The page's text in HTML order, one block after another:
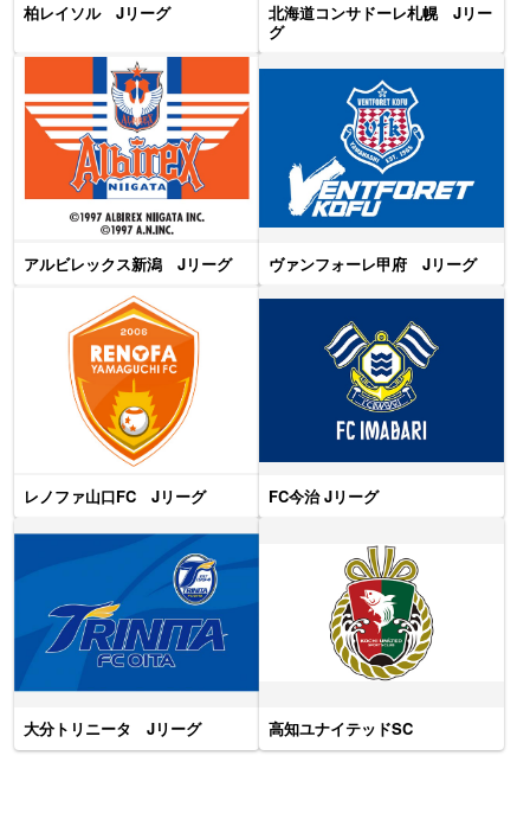
柏レイソル Jリーグ
北海道コンサドーレ札幌 Jリー
グ
アルビレックス新潟 Jリーグ ヴァンフォーレ甲府 Jリーグ
レノファ山口FC Jリーグ FC今治 Jリーグ
大分トリニータ Jリーグ 高知ユナイテッドSC